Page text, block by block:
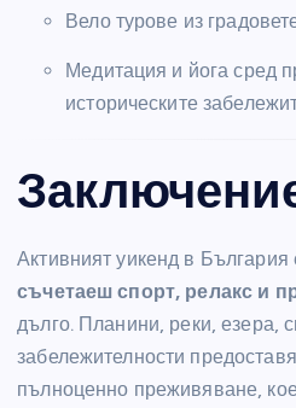
Вело турове из
Медитация и йога сред
историческите
Активният уикенд в България
съчетаеш спорт, релакс и
дълго. Планини, реки, езера,
забележителности
пълноценно преживяване,